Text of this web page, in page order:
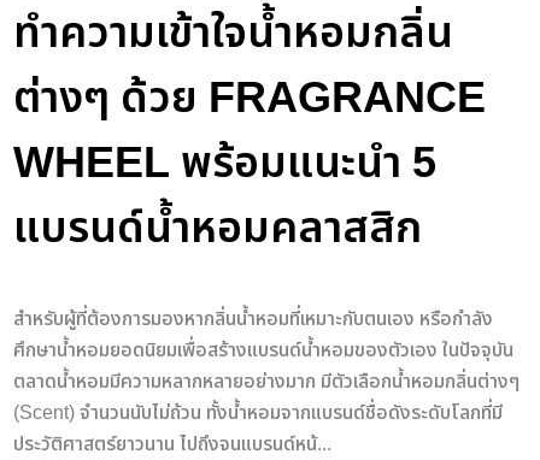
ทำความเข้าใจน้ำหอมกลิ่น
ต่างๆ ด้วย FRAGRANCE
WHEEL พร้อมแนะนำ 5
แบรนด์น้ำหอมคลาสสิก
สำหรับผู้ที่ต้องการมองหากลิ่นน้ำหอมที่เหมาะกับตนเอง หรือกำลัง
ศึกษาน้ำหอมยอดนิยมเพื่อสร้างแบรนด์น้ำหอมของตัวเอง ในปัจจุบัน
ตลาดน้ำหอมมีความหลากหลายอย่างมาก มีตัวเลือกน้ำหอมกลิ่นต่างๆ
(Scent) จำนวนนับไม่ถ้วน ทั้งน้ำหอมจากแบรนด์ชื่อดังระดับโลกที่มี
ประวัติศาสตร์ยาวนาน ไปถึงจนแบรนด์หน้...